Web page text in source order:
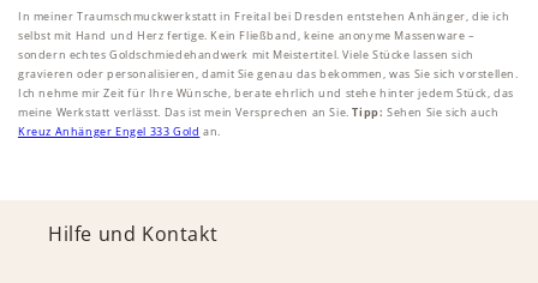
In meiner Traumschmuckwerkstatt in Freital bei Dresden entstehen Anhänger, die ich
selbst mit Hand und Herz fertige. Kein Fließband, keine anonyme Massenware –
sondern echtes Goldschmiedehandwerk mit Meistertitel. Viele Stücke lassen sich
gravieren oder personalisieren, damit Sie genau das bekommen, was Sie sich vorstellen.
Ich nehme mir Zeit für Ihre Wünsche, berate ehrlich und stehe hinter jedem Stück, das
meine Werkstatt verlässt. Das ist mein Versprechen an Sie.Tipp: Sehen Sie sich auch
Kreuz Anhänger Engel 333 Gold an.
Hilfe und Kontakt